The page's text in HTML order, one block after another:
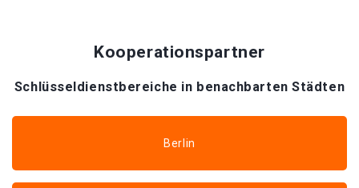
Kooperationspartner
Schlüsseldienstbereiche in benachbarten Städten
Berlin